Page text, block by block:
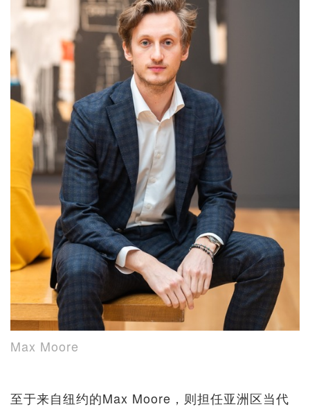
Max Moore
至于来自纽约的Max Moore，则担任亚洲区当代